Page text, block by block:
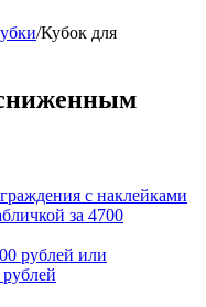
/Кубок для
с наклейками
за 4700
рублей или